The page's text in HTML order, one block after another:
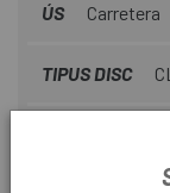
ÚS Carretera
TIPUS DISC CL